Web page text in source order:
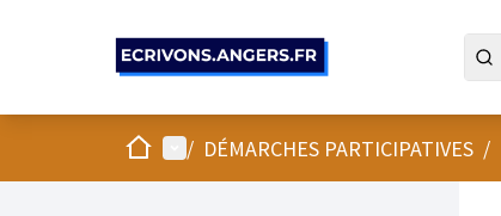
AccueilMenu principal
/ DÉMARCHES PARTICIPATIVES /